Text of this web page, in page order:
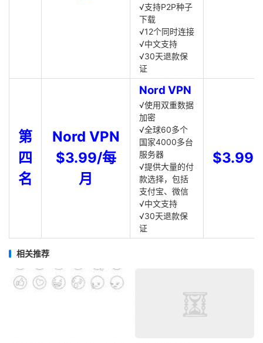
√支持P2P种子
下载
√12个同时连接
√中文支持
√30天退款保
证
第
四
名
Nord VPN
$3.99/每
月
Nord VPN
√使用双重数据
加密
√全球60多个
国家4000多台
服务器
√提供大量的付
款选择，包括
支付宝、微信
√中文支持
√30天退款保
证
$3.99
相关推荐